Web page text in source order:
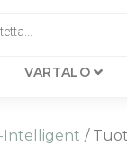
VARTALO
Intelligent /